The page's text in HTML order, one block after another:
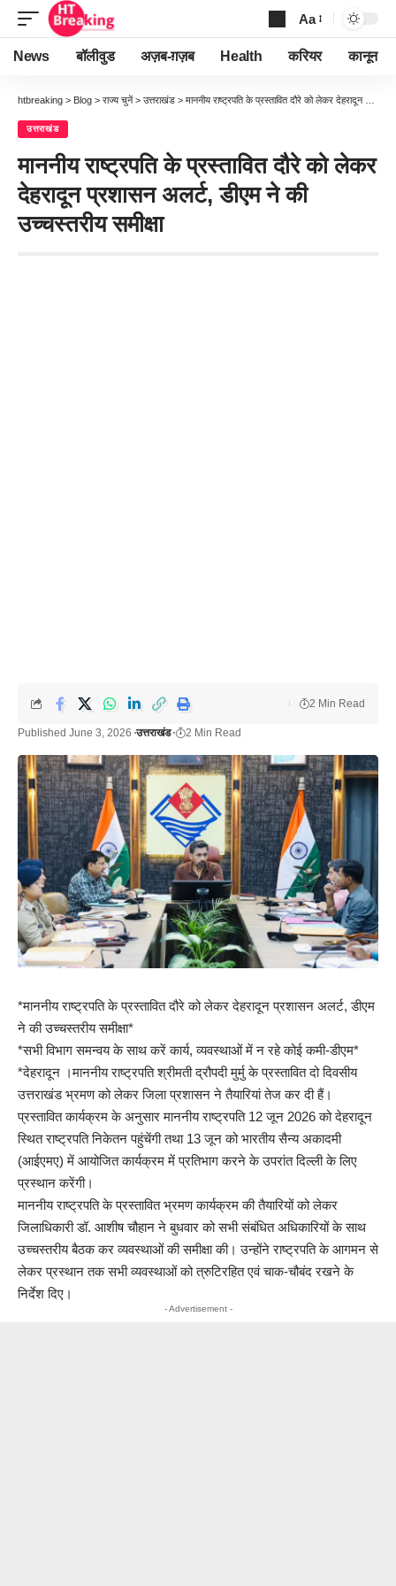
Font
Resizer
Aa
News बॉलीवुड अज़ब-ग़ज़ब Health करियर कानून
htbreaking > Blog > राज्य चुनें > उत्तराखंड > माननीय राष्ट्रपति के प्रस्तावित दौरे को लेकर देहरादून प्रशासन अलर्ट, डीएम ने की उच्चस्तरीय समीक्षा
उत्तराखंड
माननीय राष्ट्रपति के प्रस्तावित दौरे को लेकर
देहरादून प्रशासन अलर्ट, डीएम ने की
उच्चस्तरीय समीक्षा
Published June 3, 2026 उत्तराखंड 2 Min Read
2 Min Read
*माननीय राष्ट्रपति के प्रस्तावित दौरे को लेकर देहरादून प्रशासन अलर्ट, डीएम
ने की उच्चस्तरीय समीक्षा*
*सभी विभाग समन्वय के साथ करें कार्य, व्यवस्थाओं में न रहे कोई कमी-डीएम*
*देहरादून ।माननीय राष्ट्रपति श्रीमती द्रौपदी मुर्मु के प्रस्तावित दो दिवसीय
उत्तराखंड भ्रमण को लेकर जिला प्रशासन ने तैयारियां तेज कर दी हैं।
प्रस्तावित कार्यक्रम के अनुसार माननीय राष्ट्रपति 12 जून 2026 को देहरादून
स्थित राष्ट्रपति निकेतन पहुंचेंगी तथा 13 जून को भारतीय सैन्य अकादमी
(आईएमए) में आयोजित कार्यक्रम में प्रतिभाग करने के उपरांत दिल्ली के लिए
प्रस्थान करेंगी।
माननीय राष्ट्रपति के प्रस्तावित भ्रमण कार्यक्रम की तैयारियों को लेकर
जिलाधिकारी डॉ. आशीष चौहान ने बुधवार को सभी संबंधित अधिकारियों के साथ
उच्चस्तरीय बैठक कर व्यवस्थाओं की समीक्षा की। उन्होंने राष्ट्रपति के आगमन से
लेकर प्रस्थान तक सभी व्यवस्थाओं को त्रुटिरहित एवं चाक-चौबंद रखने के
निर्देश दिए।
- Advertisement -